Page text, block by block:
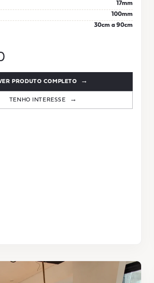
17mm
100mm
30cm a 90cm
PRODUTO COMPLETO
TENHO INTERESSE